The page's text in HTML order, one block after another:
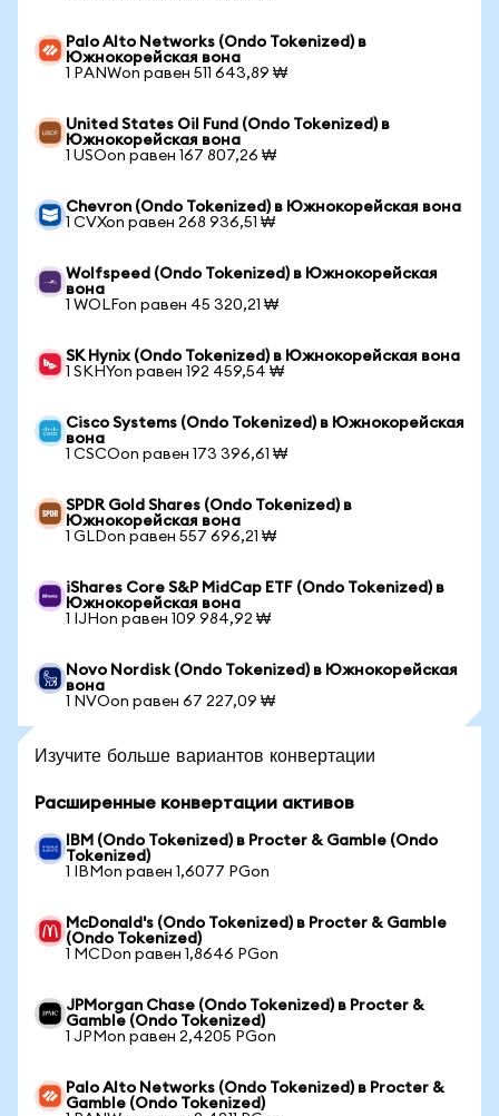
Palo Alto Networks (Ondo Tokenized) в
Южнокорейская вона
1 PANWon равен 511 643,89 ₩
United States Oil Fund (Ondo Tokenized) в
Южнокорейская вона
1 USOon равен 167 807,26 ₩
Chevron (Ondo Tokenized) в Южнокорейская вона
1 CVXon равен 268 936,51 ₩
Wolfspeed (Ondo Tokenized) в Южнокорейская
вона
1 WOLFon равен 45 320,21 ₩
SK Hynix (Ondo Tokenized) в Южнокорейская вона
1 SKHYon равен 192 459,54 ₩
Cisco Systems (Ondo Tokenized) в Южнокорейская
вона
1 CSCOon равен 173 396,61 ₩
SPDR Gold Shares (Ondo Tokenized) в
Южнокорейская вона
1 GLDon равен 557 696,21 ₩
iShares Core S&P MidCap ETF (Ondo Tokenized) в
Южнокорейская вона
1 IJHon равен 109 984,92 ₩
Novo Nordisk (Ondo Tokenized) в Южнокорейская
вона
1 NVOon равен 67 227,09 ₩
Изучите больше вариантов конвертации
Расширенные конвертации активов
IBM (Ondo Tokenized) в Procter & Gamble (Ondo
Tokenized)
1 IBMon равен 1,6077 PGon
McDonald's (Ondo Tokenized) в Procter & Gamble
(Ondo Tokenized)
1 MCDon равен 1,8646 PGon
JPMorgan Chase (Ondo Tokenized) в Procter &
Gamble (Ondo Tokenized)
1 JPMon равен 2,4205 PGon
Palo Alto Networks (Ondo Tokenized) в Procter &
Gamble (Ondo Tokenized)